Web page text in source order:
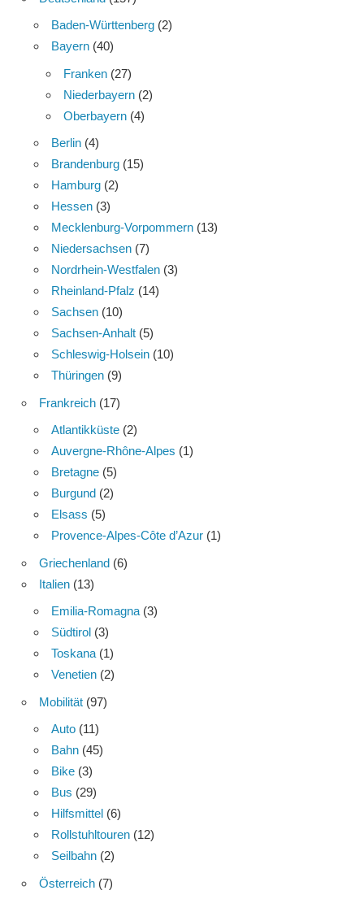
Baden-Württenberg (2)
Bayern (40)
Franken (27)
Niederbayern (2)
Oberbayern (4)
Berlin (4)
Brandenburg (15)
Hamburg (2)
Hessen (3)
Mecklenburg-Vorpommern (13)
Niedersachsen (7)
Nordrhein-Westfalen (3)
Rheinland-Pfalz (14)
Sachsen (10)
Sachsen-Anhalt (5)
Schleswig-Holsein (10)
Thüringen (9)
Frankreich (17)
Atlantikküste (2)
Auvergne-Rhône-Alpes (1)
Bretagne (5)
Burgund (2)
Elsass (5)
Provence-Alpes-Côte d’Azur (1)
Griechenland (6)
Italien (13)
Emilia-Romagna (3)
Südtirol (3)
Toskana (1)
Venetien (2)
Mobilität (97)
Auto (11)
Bahn (45)
Bike (3)
Bus (29)
Hilfsmittel (6)
Rollstuhltouren (12)
Seilbahn (2)
Österreich (7)